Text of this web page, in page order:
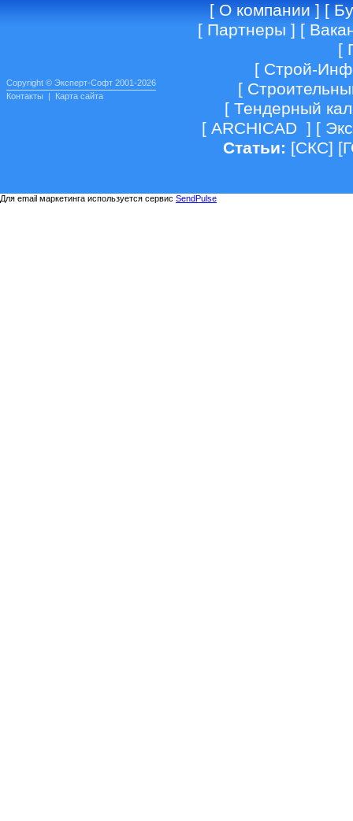
Copyright © Эксперт-Софт 2001-2026
Контакты | Карта сайта
[О компании] [
[ Партнеры ] [
[
[ Строй-
[
[ Тендерный
[ ARCHICAD ] [
Статьи: [СКС] [
Для email маркетинга используется сервис SendPulse